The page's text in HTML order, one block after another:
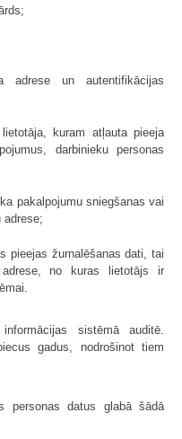
adrese un autentifikācijas
kuram atļauta pieeja
darbinieku personas
pakalpojumu sniegšanas vai
pieejas žurnalēšanas dati, tai
no kuras lietotājs ir
sistēmā auditē.
gadus, nodrošinot tiem
personas datus glabā šādā